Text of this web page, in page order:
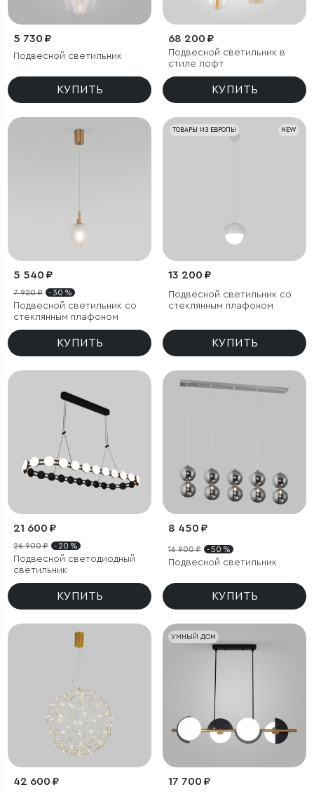
5 730 ₽
Подвесной светильник
КУПИТЬ
68 200 ₽
Подвесной светильник в
стиле лофт
КУПИТЬ
5 540 ₽
7 920 ₽ - 30 %
Подвесной светильник со
стеклянным плафоном
КУПИТЬ
NEW
ТОВАРЫ ИЗ ЕВРОПЫ
13 200 ₽
Подвесной светильник со
стеклянным плафоном
КУПИТЬ
21 600 ₽
26 900 ₽ - 20 %
Подвесной светодиодный
светильник
КУПИТЬ
8 450 ₽
16 900 ₽ - 50 %
Подвесной светильник
КУПИТЬ
42 600 ₽
УМНЫЙ ДОМ
17 700 ₽